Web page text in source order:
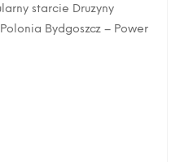
starcie Druzyny
Bydgoszcz – Power